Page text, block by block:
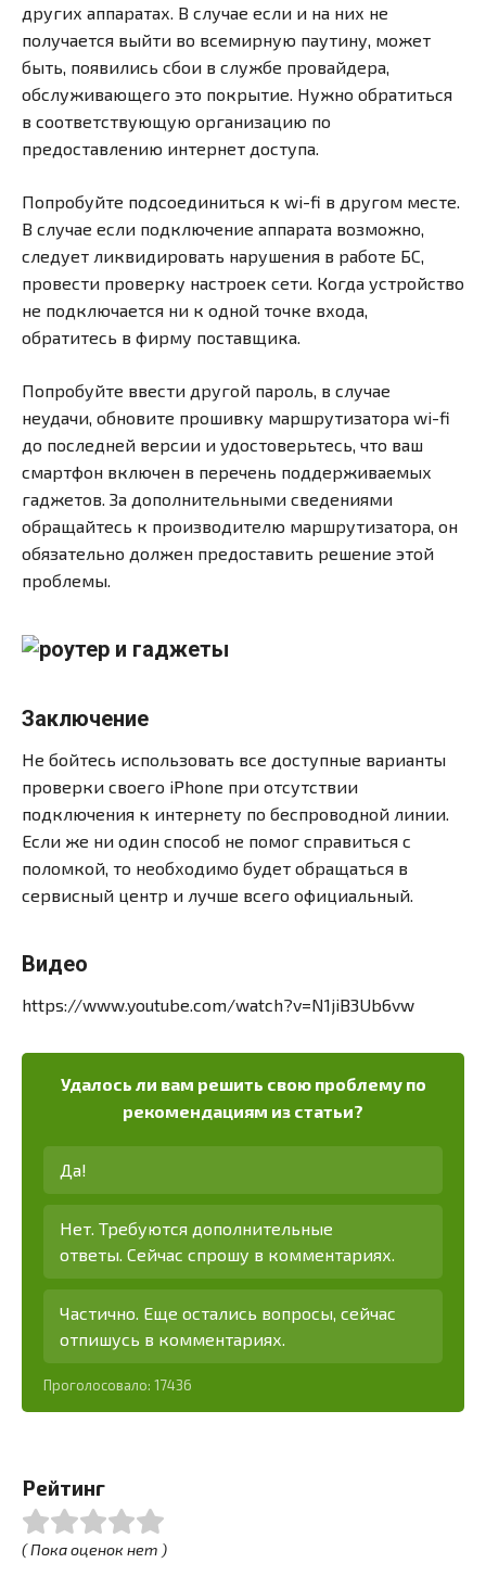
других аппаратах. В случае если и на них не
получается выйти во всемирную паутину, может
быть, появились сбои в службе провайдера,
обслуживающего это покрытие. Нужно обратиться
в соответствующую организацию по
предоставлению интернет доступа.
Попробуйте подсоединиться к wi-fi в другом месте.
В случае если подключение аппарата возможно,
следует ликвидировать нарушения в работе БС,
провести проверку настроек сети. Когда устройство
не подключается ни к одной точке входа,
обратитесь в фирму поставщика.
Попробуйте ввести другой пароль, в случае
неудачи, обновите прошивку маршрутизатора wi-fi
до последней версии и удостоверьтесь, что ваш
смартфон включен в перечень поддерживаемых
гаджетов. За дополнительными сведениями
обращайтесь к производителю маршрутизатора, он
обязательно должен предоставить решение этой
проблемы.
Заключение
Не бойтесь использовать все доступные варианты
проверки своего iPhone при отсутствии
подключения к интернету по беспроводной линии.
Если же ни один способ не помог справиться с
поломкой, то необходимо будет обращаться в
сервисный центр и лучше всего официальный.
Видео
https://www.youtube.com/watch?v=N1jiB3Ub6vw
Удалось ли вам решить свою проблему по
рекомендациям из статьи?
Да!
Нет. Требуются дополнительные
ответы. Сейчас спрошу в комментариях.
Частично. Еще остались вопросы, сейчас
отпишусь в комментариях.
Проголосовало: 17436
Рейтинг
( Пока оценок нет )